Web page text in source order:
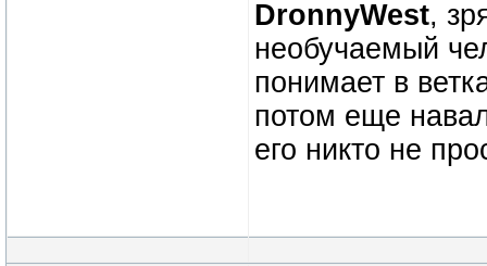
DronnyWest,
необучаемый
понимает в
потом еще
его никто не